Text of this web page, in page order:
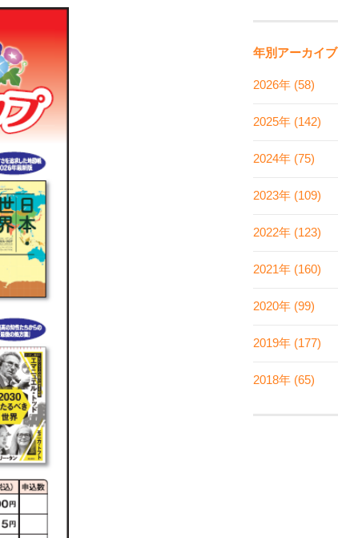
年別アーカイブ
2026年 (58)
2025年 (142)
2024年 (75)
2023年 (109)
2022年 (123)
2021年 (160)
2020年 (99)
2019年 (177)
2018年 (65)